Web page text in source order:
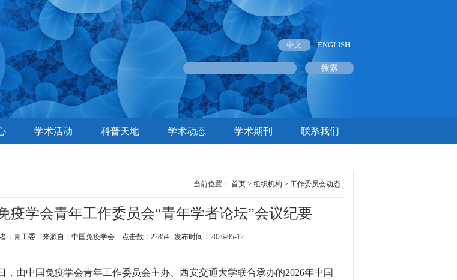
中文 ENGLISH
学术活动 科普天地 学术动态 学术期刊 联系我们
当前位置： 首页 > 组织机构 > 工作委员会动态
疫学会青年工作委员会“青年学者论坛”会议纪要
：青工委 来源自：中国免疫学会 点击数：27854 发布时间：2026-05-12
由中国免疫学会青年工作委员会主办、西安交通大学联合承办的2026年中国